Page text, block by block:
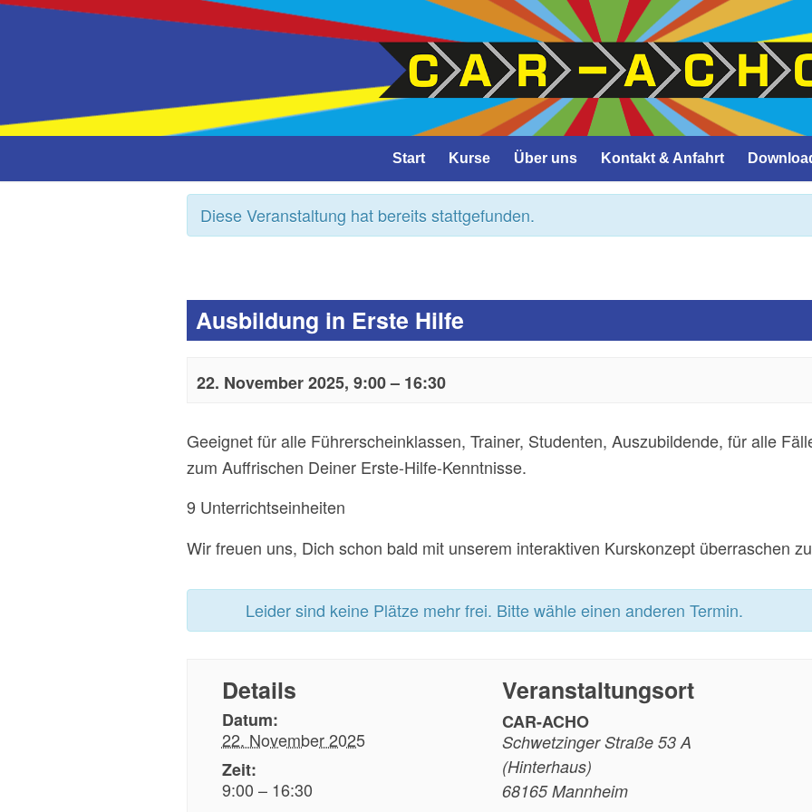
Start Kurse Über uns Kontakt & Anfahrt
Diese Veranstaltung hat bereits stattgefunden.
Ausbildung in Erste Hilfe
22. November 2025, 9:00– 16:30
Geeignet für alle Führerscheinklassen, Trainer, Studenten, Auszubildende, für alle
zum Auffrischen Deiner Erste-Hilfe-Kenntnisse.
9 Unterrichtseinheiten
Wir freuen uns, Dich schon bald mit unserem interaktiven Kurskonzept überraschen
Leider sind keine Plätze mehr frei. Bitte wähle einen anderen Termin.
Details
Datum:
22. November 2025
Zeit:
9:00 – 16:30
Veranstaltungsort
CAR-ACHO
Schwetzinger Straße 53 A
(Hinterhaus)
68165 Mannheim
Close